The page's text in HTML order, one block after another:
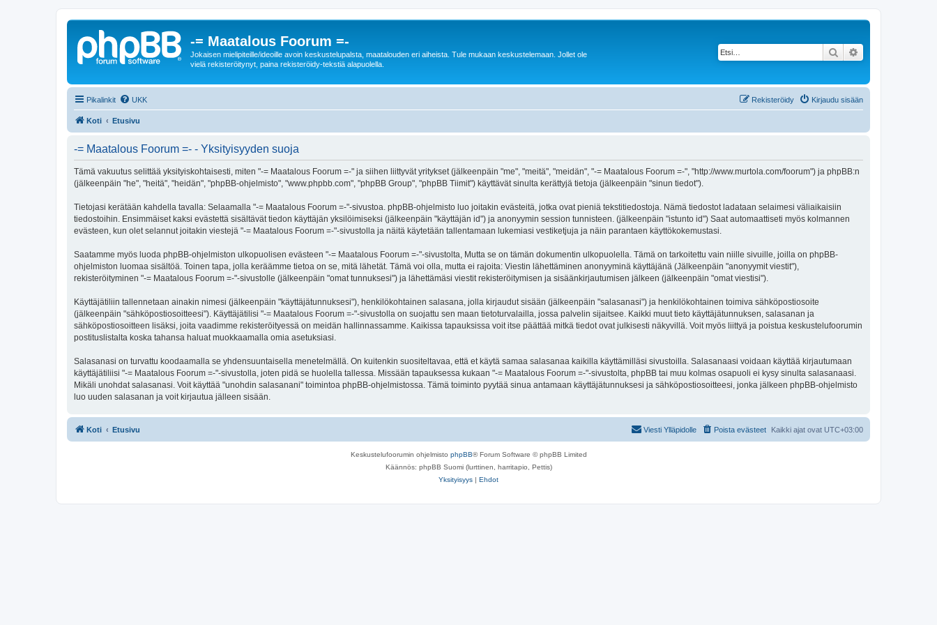
-= Maatalous Foorum =-
Jokaisen mielipiteille/ideoille avoin keskustelupalsta, maatalouden eri aiheista. Tule mukaan keskustelemaan. Jollet ole
vielä rekisteröitynyt, paina rekisteröidy-tekstiä alapuolella.
Etsi
Pikalinkit UKK Kirjaudu sisään
Rekisteröidy
Koti Etusivu
-= Maatalous Foorum =- - Yksityisyyden suoja
Tämä vakuutus selittää yksityiskohtaisesti, miten "-= Maatalous Foorum =-" ja siihen liittyvät yritykset (jälkeenpäin "me", "meitä", "meidän", "-= Maatalous Foorum =-", "http://www.murtola.com/foorum") ja phpBB:n
(jälkeenpäin "he", "heitä", "heidän", "phpBB-ohjelmisto", "www.phpbb.com", "phpBB Group", "phpBB Tiimit") käyttävät sinulta kerättyjä tietoja (jälkeenpäin "sinun tiedot").
Tietojasi kerätään kahdella tavalla: Selaamalla "-= Maatalous Foorum =-"-sivustoa. phpBB-ohjelmisto luo joitakin evästeitä, jotka ovat pieniä tekstitiedostoja. Nämä tiedostot ladataan selaimesi väliaikaisiin
tiedostoihin. Ensimmäiset kaksi evästettä sisältävät tiedon käyttäjän yksilöimiseksi (jälkeenpäin "käyttäjän id") ja anonyymin session tunnisteen. (jälkeenpäin "istunto id") Saat automaattiseti myös kolmannen
evästeen, kun olet selannut joitakin viestejä "-= Maatalous Foorum =-"-sivustolla ja näitä käytetään tallentamaan lukemiasi vestiketjuja ja näin parantaen käyttökokemustasi.
Saatamme myös luoda phpBB-ohjelmiston ulkopuolisen evästeen "-= Maatalous Foorum =-"-sivustolta, Mutta se on tämän dokumentin ulkopuolella. Tämä on tarkoitettu vain niille sivuille, joilla on phpBB-
ohjelmiston luomaa sisältöä. Toinen tapa, jolla keräämme tietoa on se, mitä lähetät. Tämä voi olla, mutta ei rajoita: Viestin lähettäminen anonyyminä käyttäjänä (Jälkeenpäin "anonyymit viestit"),
rekisteröityminen "-= Maatalous Foorum =-"-sivustolle (jälkeenpäin "omat tunnuksesi") ja lähettämäsi viestit rekisteröitymisen ja sisäänkirjautumisen jälkeen (jälkeenpäin "omat viestisi").
Käyttäjätiliin tallennetaan ainakin nimesi (jälkeenpäin "käyttäjätunnuksesi"), henkilökohtainen salasana, jolla kirjaudut sisään (jälkeenpäin "salasanasi") ja henkilökohtainen toimiva sähköpostiosoite
(jälkeenpäin "sähköpostiosoitteesi"). Käyttäjätilisi "-= Maatalous Foorum =-"-sivustolla on suojattu sen maan tietoturvalailla, jossa palvelin sijaitsee. Kaikki muut tieto käyttäjätunnuksen, salasanan ja
sähköpostiosoitteen lisäksi, joita vaadimme rekisteröityessä on meidän hallinnassamme. Kaikissa tapauksissa voit itse päättää mitkä tiedot ovat julkisesti näkyvillä. Voit myös liittyä ja poistua keskustelufoorumin
postituslistalta koska tahansa haluat muokkaamalla omia asetuksiasi.
Salasanasi on turvattu koodaamalla se yhdensuuntaisella menetelmällä. On kuitenkin suositeltavaa, että et käytä samaa salasanaa kaikilla käyttämilläsi sivustoilla. Salasanaasi voidaan käyttää kirjautumaan
käyttäjätiliisi "-= Maatalous Foorum =-"-sivustolla, joten pidä se huolella tallessa. Missään tapauksessa kukaan "-= Maatalous Foorum =-"-sivustolta, phpBB tai muu kolmas osapuoli ei kysy sinulta salasanaasi.
Mikäli unohdat salasanasi. Voit käyttää "unohdin salasanani" toimintoa phpBB-ohjelmistossa. Tämä toiminto pyytää sinua antamaan käyttäjätunnuksesi ja sähköpostiosoitteesi, jonka jälkeen phpBB-ohjelmisto
luo uuden salasanan ja voit kirjautua jälleen sisään.
Koti Etusivu Kaikki ajat ovat UTC+03:00
Poista evästeet
Viesti Ylläpidolle
Keskustelufoorumin ohjelmisto phpBB® Forum Software © phpBB Limited
Käännös: phpBB Suomi (lurttinen, harritapio, Pettis)
Yksityisyys | Ehdot